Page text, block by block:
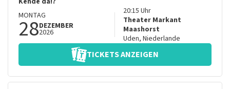
MONTAG
28DEZEMBER
2026
20:15 Uhr
Theater Markant
Maashorst
Uden, Niederlande
TICKETS ANZEIGEN